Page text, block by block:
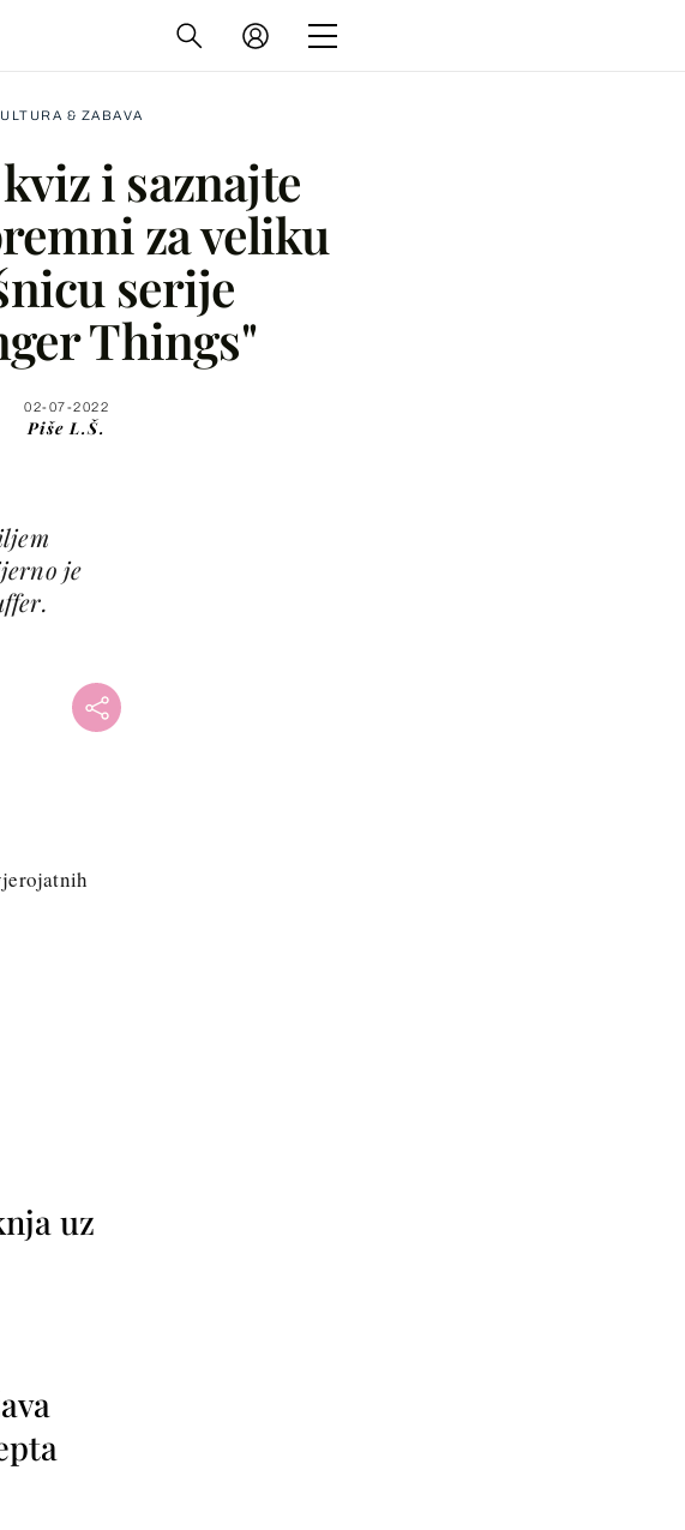
& ZABAVA
i saznajte
za veliku
serije
Things"
02-07-2022
Piše L.Š.
je
uz